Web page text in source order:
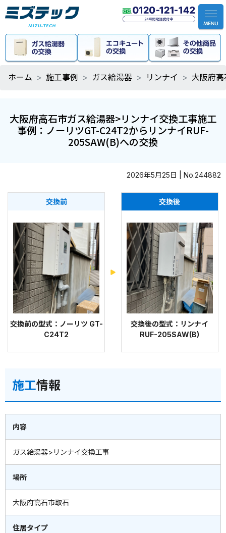
ホーム 施工事例 ガス給湯器 リンナイ 大阪府
大阪府高石市ガス給湯器>リンナイ交換工事施工
事例：ノーリツGT-C24T2からリンナイRUF-
205SAW(B)への交換
2026年5月25日 | No.244882
交換前
交換前の型式：ノーリツ GT-
C24T2
交換後
交換後の型式：リンナイ
RUF-205SAW(B)
施工情報
内容
ガス給湯器>リンナイ交換工事
場所
大阪府高石市取石
住居タイプ